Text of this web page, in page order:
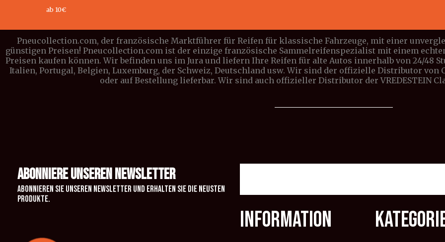
ab 10€
Pneucollection.com, der französische Marktführer für Reifen für klassische Fahrzeuge, mit einer
günstigen Preisen! Pneucollection.com ist der einzige französische Sammelreifenspezialist mit einem
Preisen kaufen können. Wir befinden uns im Jura und liefern Ihre Reifen für alte Autos innerhalb von 24/48
Italien, Portugal, Belgien, Luxemburg, der Schweiz, Deutschland usw. Wir sind der offizielle Distributor von
oder auf Bestellung lieferbar. Wir sind auch offizieller Distributor der VREDESTEIN
ABONNIERE UNSEREN NEWSLETTER
Abonnieren Sie unseren Newsletter und erhalten Sie die neusten
Produkte.
INFORMATION